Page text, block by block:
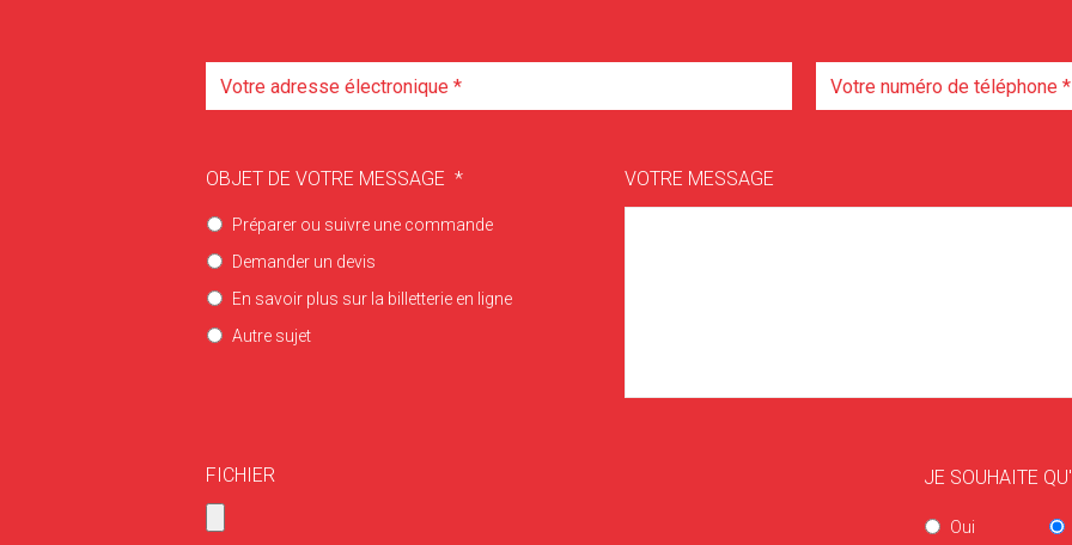
OBJET DE VOTRE MESSAGE *
Préparer ou suivre une commande
Demander un devis
En savoir plus sur la billetterie en ligne
Autre sujet
VOTRE MESSAGE
FICHIER JE SOUHAITE
Oui